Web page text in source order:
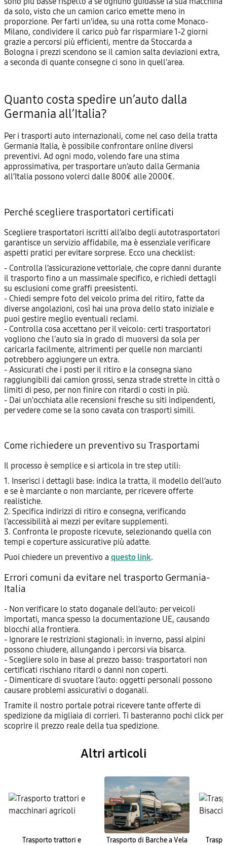
da solo, visto che un camion carico emette meno in
proporzione. Per farti un'idea, su una rotta come Monaco-
Milano, condividere il carico può far risparmiare 1-2 giorni
grazie a percorsi più efficienti, mentre da Stoccarda a
Bologna i prezzi scendono se il camion salta deviazioni extra,
a seconda di quante consegne ci sono in quell'area.
Quanto costa spedire un’auto dalla
Germania all’Italia?
Per i trasporti auto internazionali, come nel caso della tratta
Germania Italia, è possibile confrontare online diversi
preventivi. Ad ogni modo, volendo fare una stima
approssimativa, per trasportare un’auto dalla Germania
all’Italia possono volerci dalle 800€ alle 2000€.
Perché scegliere trasportatori certificati
Scegliere trasportatori iscritti all’albo degli autotrasportatori
garantisce un servizio affidabile, ma è essenziale verificare
aspetti pratici per evitare sorprese. Ecco una checklist:
- Controlla l’assicurazione vettoriale, che copre danni durante
il trasporto fino a un massimale specifico, e richiedi dettagli
su esclusioni come graffi preesistenti.
- Chiedi sempre foto del veicolo prima del ritiro, fatte da
diverse angolazioni, così hai una prova dello stato iniziale e
puoi gestire meglio eventuali reclami.
- Controlla cosa accettano per il veicolo: certi trasportatori
vogliono che l'auto sia in grado di muoversi da sola per
caricarla facilmente, altrimenti per quelle non marcianti
potrebbero aggiungere un extra.
- Assicurati che i posti per il ritiro e la consegna siano
raggiungibili dai camion grossi, senza strade strette in città o
limiti di peso, per non finire con ritardi o costi in più.
- Dai un'occhiata alle recensioni fresche su siti indipendenti,
per vedere come se la sono cavata con trasporti simili.
Come richiedere un preventivo su Trasportami
Il processo è semplice e si articola in tre step utili:
1. Inserisci i dettagli base: indica la tratta, il modello dell’auto
e se è marciante o non marciante, per ricevere offerte
realistiche.
2. Specifica indirizzi di ritiro e consegna, verificando
l’accessibilità ai mezzi per evitare supplementi.
3. Confronta le proposte ricevute, selezionando quella con
tempi e coperture assicurative più adatte.
Puoi chiedere un preventivo a questo link.
Errori comuni da evitare nel trasporto Germania-
Italia
- Non verificare lo stato doganale dell’auto: per veicoli
importati, manca spesso la documentazione UE, causando
blocchi alla frontiera.
- Ignorare le restrizioni stagionali: in inverno, passi alpini
possono chiudere, allungando i percorsi via bisarca.
- Scegliere solo in base al prezzo basso: trasportatori non
certificati rischiano ritardi o danni non coperti.
- Dimenticare di svuotare l’auto: oggetti personali possono
causare problemi assicurativi o doganali.
Tramite il nostro portale potrai ricevere tante offerte di
spedizione da migliaia di corrieri. Ti basteranno pochi click per
scoprire il prezzo reale della tua spedizione.
Altri articoli
Trasporto trattori e
Trasporto di Barche a Vela